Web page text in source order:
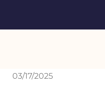
03/17/2025